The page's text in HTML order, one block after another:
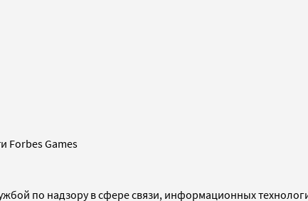
Forbes Games
по надзору в сфере связи, информационных